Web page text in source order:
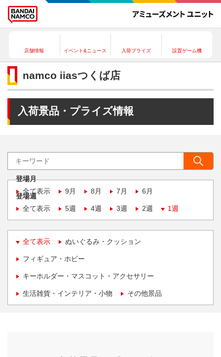
店舗情報 イベント&ニュース 入荷プライズ 設置ゲーム機
namco iiasつくば店
入荷景品・プライズ情報
登場月
全て表示
9月 8月 7月 6月
登場週
全て表示
5週 4週 3週 2週 1週
全て表示 ぬいぐるみ・クッション
フィギュア・ホビー
キーホルダー・マスコット・アクセサリー
生活雑貨・インテリア・小物 その他景品